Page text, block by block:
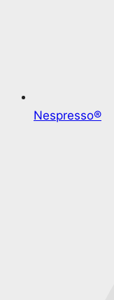
Nespresso®